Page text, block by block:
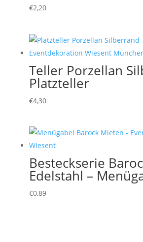
€2,20
Teller Porzellan
Platzteller
€4,30
Besteckserie
Edelstahl –
€0,89